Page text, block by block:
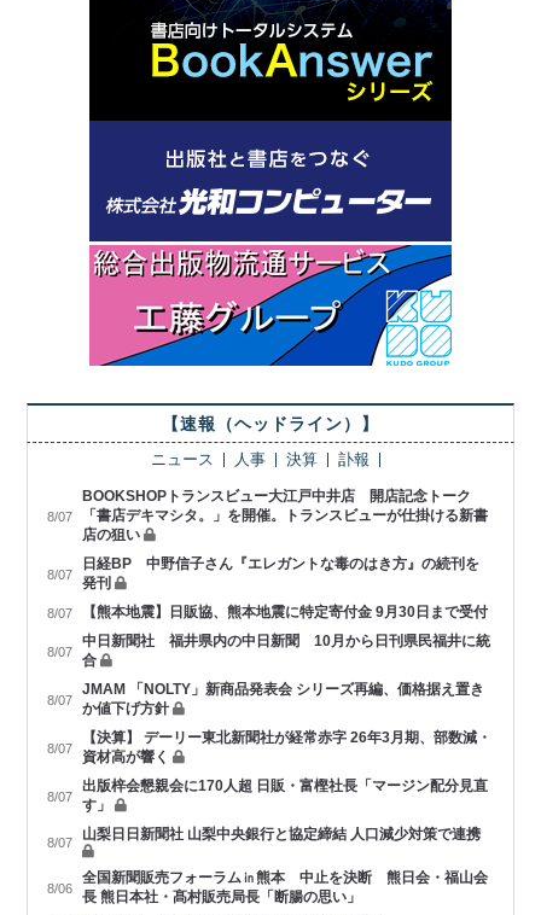
【速報（ヘッドライン）】
ニュース 人事 決算 訃報
8/07
BOOKSHOPトランスビュー大江戸中井店 開店記念トーク
「書店デキマシタ。」を開催。トランスビューが仕掛ける新書
店の狙い
8/07
日経BP 中野信子さん『エレガントな毒のはき方』の続刊を
発刊
8/07 【熊本地震】日販協、熊本地震に特定寄付金 9月30日まで受付
8/07
中日新聞社 福井県内の中日新聞 10月から日刊県民福井に統
合
8/07
JMAM 「NOLTY」新商品発表会 シリーズ再編、価格据え置き
か値下げ方針
8/07
【決算】 デーリー東北新聞社が経常赤字 26年3月期、部数減・
資材高が響く
8/07
出版梓会懇親会に170人超 日販・富樫社長「マージン配分見直
す」
8/07 山梨日日新聞社 山梨中央銀行と協定締結 人口減少対策で連携
8/06
全国新聞販売フォーラム㏌熊本 中止を決断 熊日会・福山会
長 熊日本社・髙村販売局長「断腸の思い」